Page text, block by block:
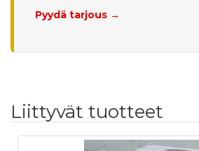
Pyydä tarjous →
Liittyvät tuotteet